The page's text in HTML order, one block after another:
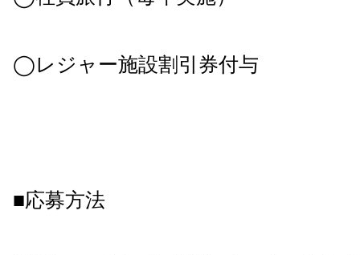
◯レジャー施設割引券付与
■応募方法